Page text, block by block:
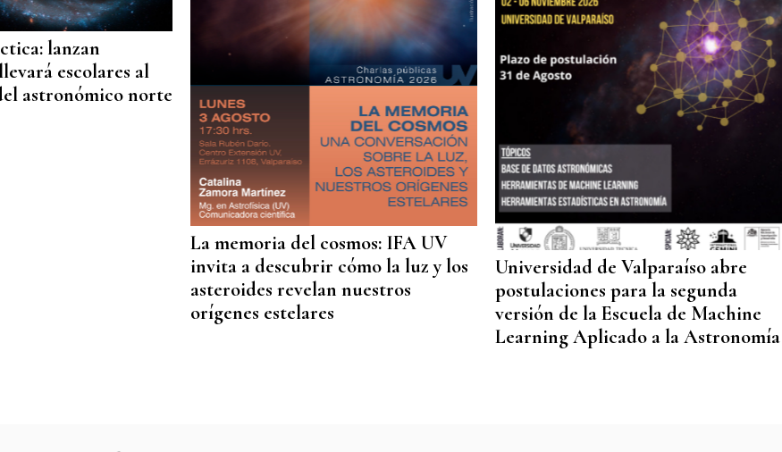
lanzan
escolares al
astronómico norte
La memoria del cosmos: IFA UV
invita a descubrir cómo la luz y los
asteroides revelan nuestros
orígenes estelares
Universidad de Valparaíso abre
postulaciones para la segunda
versión de la Escuela de Machine
Learning Aplicado a la Astronomía